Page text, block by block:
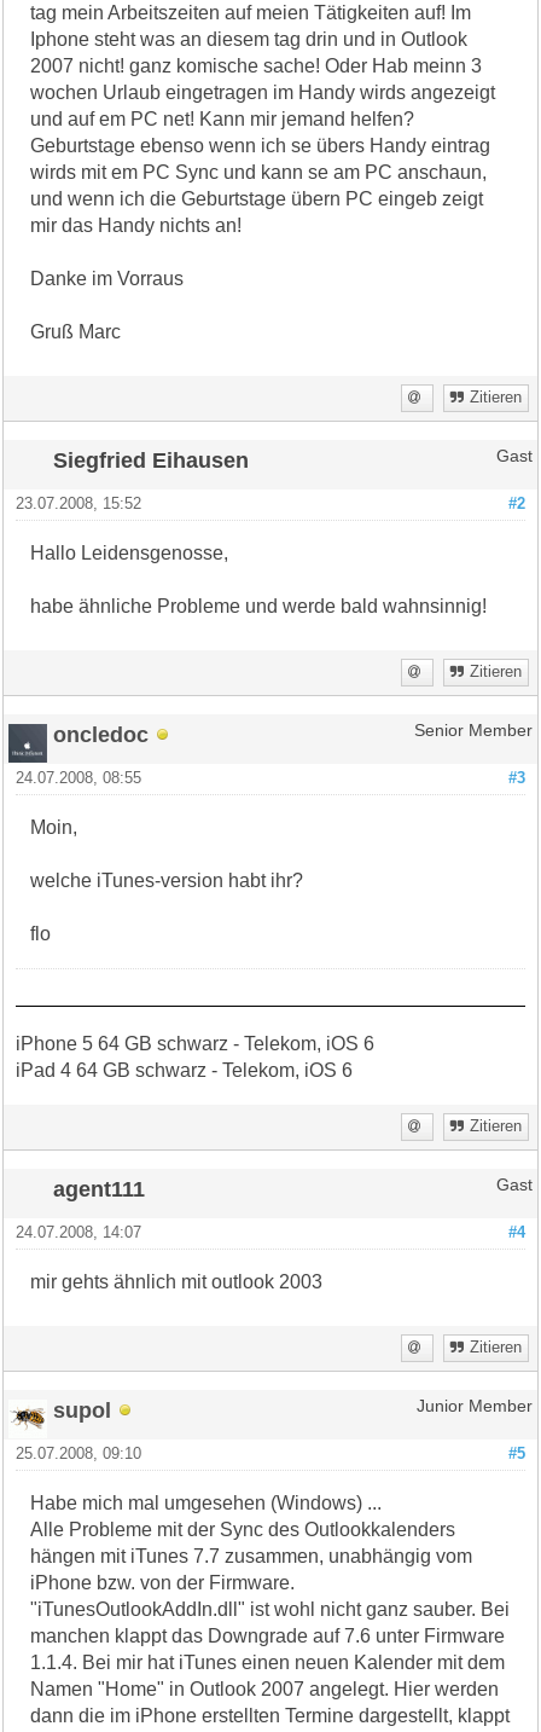
tag mein Arbeitszeiten auf meien Tätigkeiten auf! Im
Iphone steht was an diesem tag drin und in Outlook
2007 nicht! ganz komische sache! Oder Hab meinn 3
wochen Urlaub eingetragen im Handy wirds angezeigt
und auf em PC net! Kann mir jemand helfen?
Geburtstage ebenso wenn ich se übers Handy eintrag
wirds mit em PC Sync und kann se am PC anschaun,
und wenn ich die Geburtstage übern PC eingeb zeigt
mir das Handy nichts an!
Danke im Vorraus
Gruß Marc
Zitieren
Siegfried Eihausen Gast
#2
23.07.2008, 15:52
Hallo Leidensgenosse,
habe ähnliche Probleme und werde bald wahnsinnig!
Zitieren
oncledoc Senior Member
#3
24.07.2008, 08:55
Moin,
welche iTunes-version habt ihr?
flo
iPhone 5 64 GB schwarz - Telekom, iOS 6
iPad 4 64 GB schwarz - Telekom, iOS 6
Zitieren
agent111 Gast
#4
24.07.2008, 14:07
mir gehts ähnlich mit outlook 2003
Zitieren
supol Junior Member
#5
25.07.2008, 09:10
Habe mich mal umgesehen (Windows) ...
Alle Probleme mit der Sync des Outlookkalenders
hängen mit iTunes 7.7 zusammen, unabhängig vom
iPhone bzw. von der Firmware.
"iTunesOutlookAddIn.dll" ist wohl nicht ganz sauber. Bei
manchen klappt das Downgrade auf 7.6 unter Firmware
1.1.4. Bei mir hat iTunes einen neuen Kalender mit dem
Namen "Home" in Outlook 2007 angelegt. Hier werden
dann die im iPhone erstellten Termine dargestellt, klappt